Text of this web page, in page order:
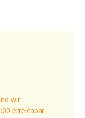
wir
erreichbar.